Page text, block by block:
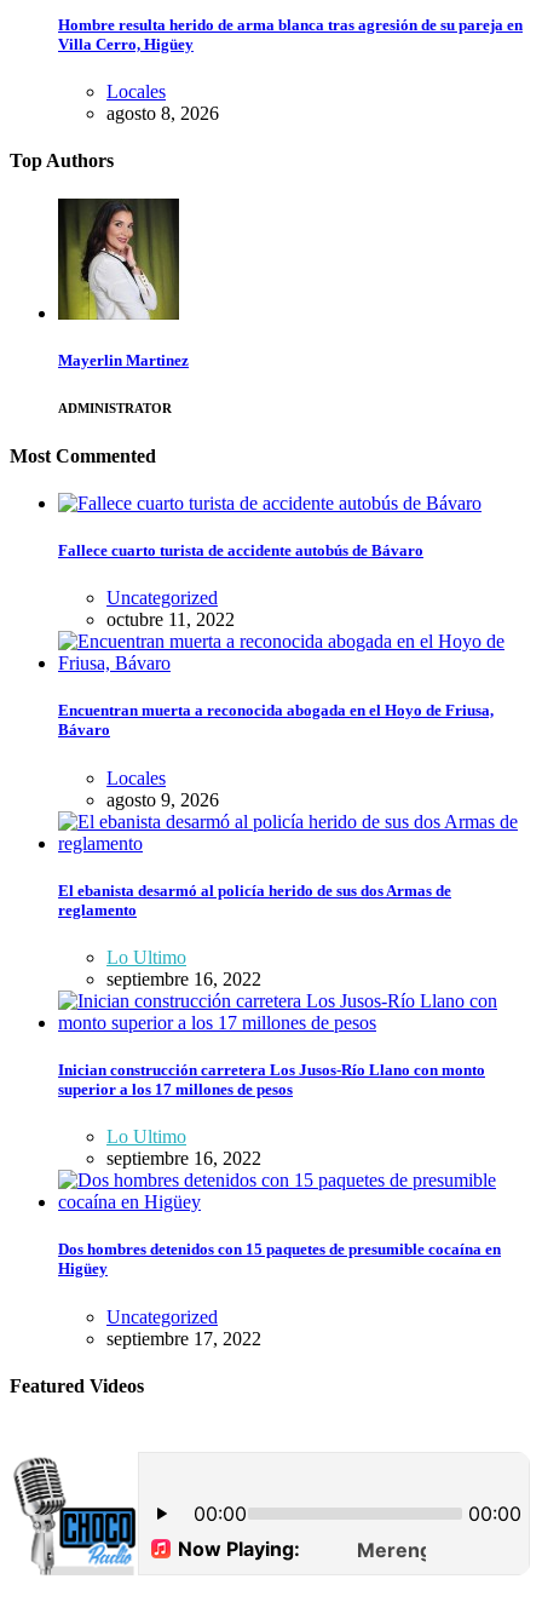
Hombre resulta herido de arma blanca tras agresión de su pareja en
Villa Cerro, Higüey
Locales
agosto 8, 2026
Top Authors
Mayerlin Martinez
ADMINISTRATOR
Most Commented
Fallece cuarto turista de accidente autobús de Bávaro
Uncategorized
octubre 11, 2022
Encuentran muerta a reconocida abogada en el Hoyo de Friusa,
Bávaro
Locales
agosto 9, 2026
El ebanista desarmó al policía herido de sus dos Armas de
reglamento
Lo Ultimo
septiembre 16, 2022
Inician construcción carretera Los Jusos-Río Llano con monto
superior a los 17 millones de pesos
Lo Ultimo
septiembre 16, 2022
Dos hombres detenidos con 15 paquetes de presumible cocaína en
Higüey
Uncategorized
septiembre 17, 2022
Featured Videos